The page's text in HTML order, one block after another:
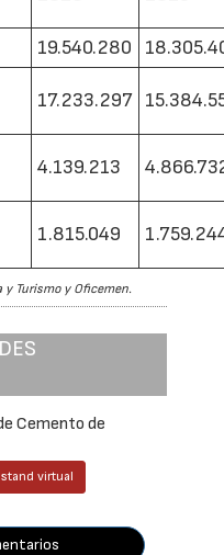
19.540.280
17.233.297
4.139.213
1.815.049
Turismo y Oficemen.
Cemento de
virtual